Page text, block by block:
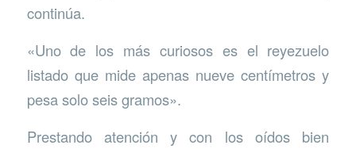
continúa.
«Uno de los más curiosos es el reyezuelo
listado que mide apenas nueve centímetros y
pesa solo seis gramos».
Prestando atención y con los oídos bien